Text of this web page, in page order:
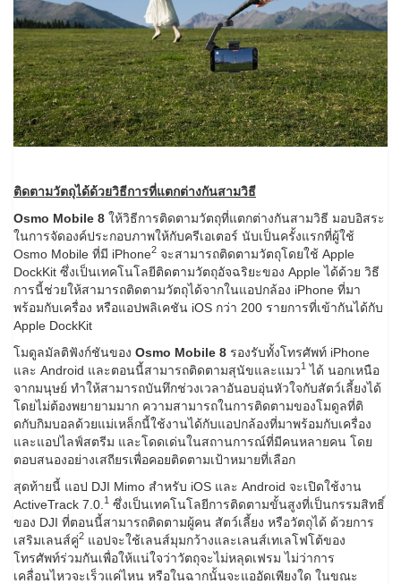
ติดตามวัตถุได้ด้วยวิธีการที่แตกต่างกันสามวิธี
Osmo Mobile 8 ให้วิธีการติดตามวัตถุที่แตกต่างกันสามวิธี มอบอิสระ
ในการจัดองค์ประกอบภาพให้กับครีเอเตอร์ นับเป็นครั้งแรกที่ผู้ใช้
Osmo Mobile ที่มี iPhone2 จะสามารถติดตามวัตถุโดยใช้ Apple
DockKit ซึ่งเป็นเทคโนโลยีติดตามวัตถุอัจฉริยะของ Apple ได้ด้วย วิธี
การนี้ช่วยให้สามารถติดตามวัตถุได้จากในแอปกล้อง iPhone ที่มา
พร้อมกับเครื่อง หรือแอปพลิเคชัน iOS กว่า 200 รายการที่เข้ากันได้กับ
Apple DockKit
โมดูลมัลติฟังก์ชันของ Osmo Mobile 8 รองรับทั้งโทรศัพท์ iPhone
และ Android และตอนนี้สามารถติดตามสุนัขและแมว1 ได้ นอกเหนือ
จากมนุษย์ ทำให้สามารถบันทึกช่วงเวลาอันอบอุ่นหัวใจกับสัตว์เลี้ยงได้
โดยไม่ต้องพยายามมาก ความสามารถในการติดตามของโมดูลที่ติ
ดกับกิมบอลด้วยแม่เหล็กนี้ใช้งานได้กับแอปกล้องที่มาพร้อมกับเครื่อง
และแอปไลฟ์สตรีม และโดดเด่นในสถานการณ์ที่มีคนหลายคน โดย
ตอบสนองอย่างเสถียรเพื่อคอยติดตามเป้าหมายที่เลือก
สุดท้ายนี้ แอป DJI Mimo สำหรับ iOS และ Android จะเปิดใช้งาน
ActiveTrack 7.0. 1 ซึ่งเป็นเทคโนโลยีการติดตามขั้นสูงที่เป็นกรรมสิทธิ์
ของ DJI ที่ตอนนี้สามารถติดตามผู้คน สัตว์เลี้ยง หรือวัตถุได้ ด้วยการ
เสริมเลนส์คู่2 แอปจะใช้เลนส์มุมกว้างและเลนส์เทเลโฟโต้ของ
โทรศัพท์ร่วมกันเพื่อให้แน่ใจว่าวัตถุจะไม่หลุดเฟรม ไม่ว่าการ
เคลื่อนไหวจะเร็วแค่ไหน หรือในฉากนั้นจะแออัดเพียงใด ในขณะ